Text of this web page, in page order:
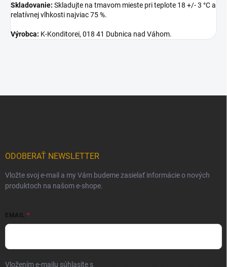
Skladovanie: Skladujte na tmavom mieste pri teplote 18 +/- 3 °C a
relatívnej vlhkosti najviac 75 %.
Výrobca: K-Konditorei, 018 41 Dubnica nad Váhom.
ODOBERAŤ NEWSLETTER
Vložte svoj e-mail a my Vám budeme zasielať informácie o nových
produktoch na našom e-shope.
EMAIL
Vložením e-mailu súhlasíte s